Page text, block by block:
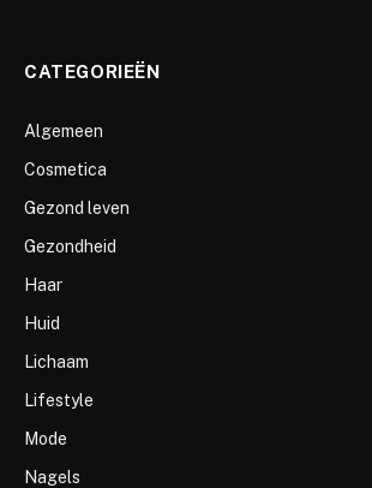
CATEGORIEËN
Algemeen
Cosmetica
Gezond leven
Gezondheid
Haar
Huid
Lichaam
Lifestyle
Mode
Nagels